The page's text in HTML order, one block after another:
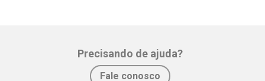
Precisando de ajuda?
Fale conosco